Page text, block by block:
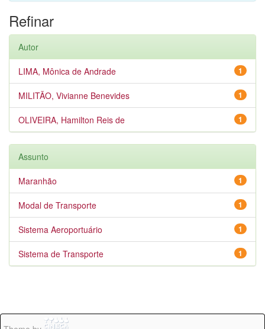
Refinar
Autor
1
LIMA, Mônica de Andrade
1
MILITÃO, Vivianne Benevides
1
OLIVEIRA, Hamilton Reis de
Assunto
1
Maranhão
1
Modal de Transporte
1
Sistema Aeroportuário
1
Sistema de Transporte